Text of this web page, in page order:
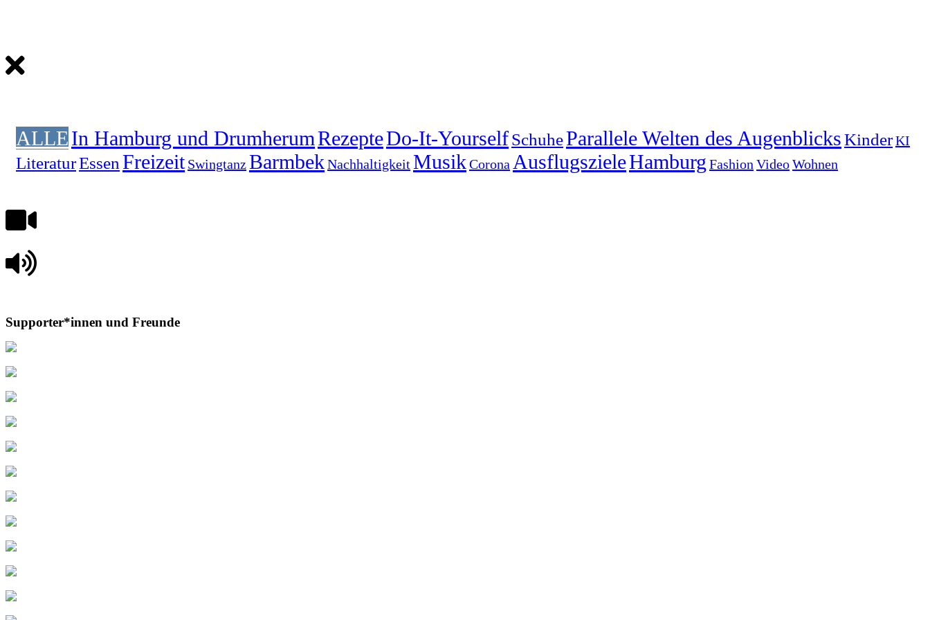
ALLEIn Hamburg und DrumherumRezepteDo-It-YourselfSchuheParallele Welten des AugenblicksKinderKI
LiteraturEssen Freizeit SwingtanzBarmbek NachhaltigkeitMusik Corona AusflugszieleHamburg Fashion VideoWohnen
Supporter*innen und Freunde